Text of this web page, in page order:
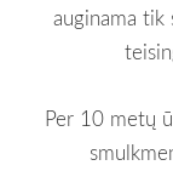
auginama tik
Per 10 metų